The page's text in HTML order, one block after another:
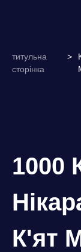
титульна
сторінка
>
1000
К'ят